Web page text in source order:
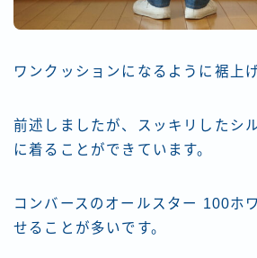
ワンクッションになるように裾上
前述しましたが、スッキリしたシ
に着ることができています。
コンバースのオールスター 100ホ
せることが多いです。